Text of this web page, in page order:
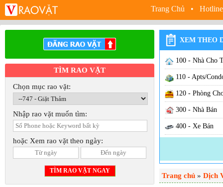
Trang Chủ •
TÌM RAO VẶT
Chọn mục rao vặt:
Nhập rao vặt muốn tìm:
hoặc Xem rao vặt theo ngày:
XEM THEO
100 - Nhà Cho
110 - Apts/
120 - Phòng
300 - Nhà Bán
400 - Xe Bán
600 - Việc Làm
630 - Việc Nhà
Trang chủ » Dịch